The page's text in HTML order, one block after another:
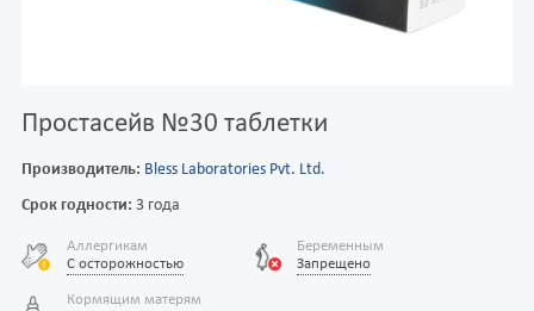
Простасейв №30 таблетки
Производитель: Bless Laboratories Pvt. Ltd.
Срок годности: 3 года
Аллергикам
С осторожностью
Беременным
Запрещено
Кормящим матерям